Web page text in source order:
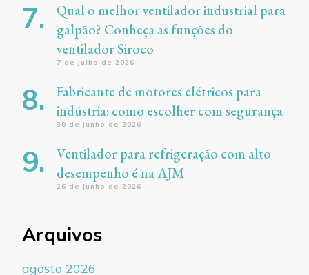
Qual o melhor ventilador industrial para
galpão? Conheça as funções do
ventilador Siroco
7 de julho de 2026
Fabricante de motores elétricos para
indústria: como escolher com segurança
30 de junho de 2026
Ventilador para refrigeração com alto
desempenho é na AJM
26 de junho de 2026
Arquivos
agosto 2026